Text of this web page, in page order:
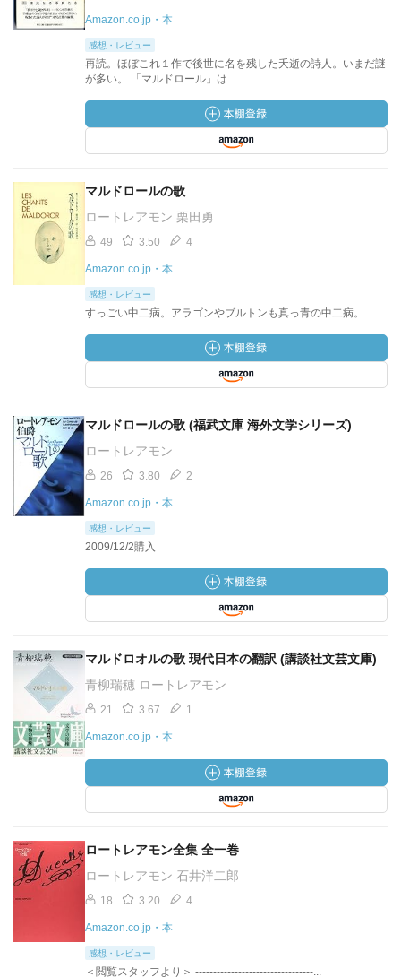
Amazon.co.jp・本
感想・レビュー
再読。ほぼこれ１作で後世に名を残した夭逝の詩人。いまだ謎
が多い。 「マルドロール」は...
マルドロールの歌
ロートレアモン 栗田勇
49 3.50 4
Amazon.co.jp・本
感想・レビュー
すっごい中二病。アラゴンやブルトンも真っ青の中二病。
マルドロールの歌 (福武文庫 海外文学シリーズ)
ロートレアモン
26 3.80 2
Amazon.co.jp・本
感想・レビュー
2009/12/2購入
マルドロオルの歌 現代日本の翻訳 (講談社文芸文庫)
青柳瑞穂 ロートレアモン
21 3.67 1
Amazon.co.jp・本
ロートレアモン全集 全一巻
ロートレアモン 石井洋二郎
18 3.20 4
Amazon.co.jp・本
感想・レビュー
＜閲覧スタッフより＞ ---------------------------------...